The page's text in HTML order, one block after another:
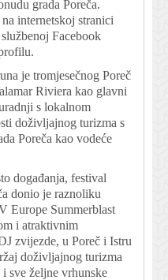
grada Poreča.
internetskoj stranici
službenoj Facebook
je tromjesečnog Poreč
Riviera kao glavni
s lokalnom
doživljajnog turizma s
Poreča kao vodeće
događanja, festival
donio je raznoliku
Europe Summerblast
i atraktivnim
zvijezde, u Poreč i Istru
doživljajnog turizma
sve željne vrhunske